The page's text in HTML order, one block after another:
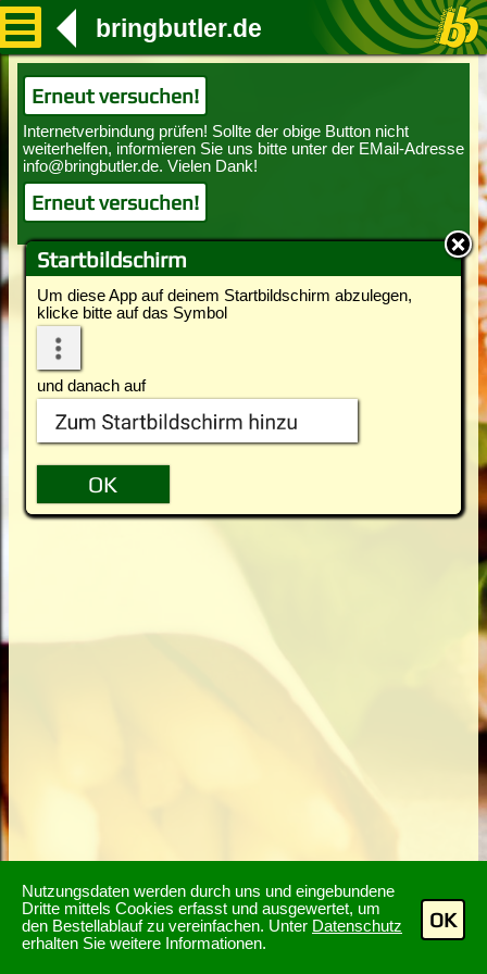
Nutzungsdaten werden durch uns und eingebundene
Dritte mittels Cookies erfasst und ausgewertet, um
den Bestellablauf zu vereinfachen. Unter Datenschutz
erhalten Sie weitere Informationen.
OK
Startbildschirm
Um diese App auf deinem Startbildschirm abzulegen,
klicke bitte auf das Symbol
und danach auf
bringbutler.de
Erneut versuchen!
Erneut versuchen!